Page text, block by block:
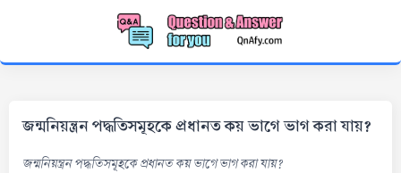
জন্মনিয়ন্ত্রন পদ্ধতিসমূহকে প্রধানত কয় ভাগে ভাগ করা যায়?
জন্মনিয়ন্ত্রন পদ্ধতিসমূহকে প্রধানত কয় ভাগে ভাগ করা যায়?